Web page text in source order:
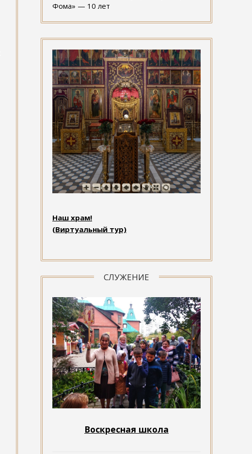
Фома» — 10 лет
Наш храм!
(Виртуальный тур)
СЛУЖЕНИЕ
Воскресная школа